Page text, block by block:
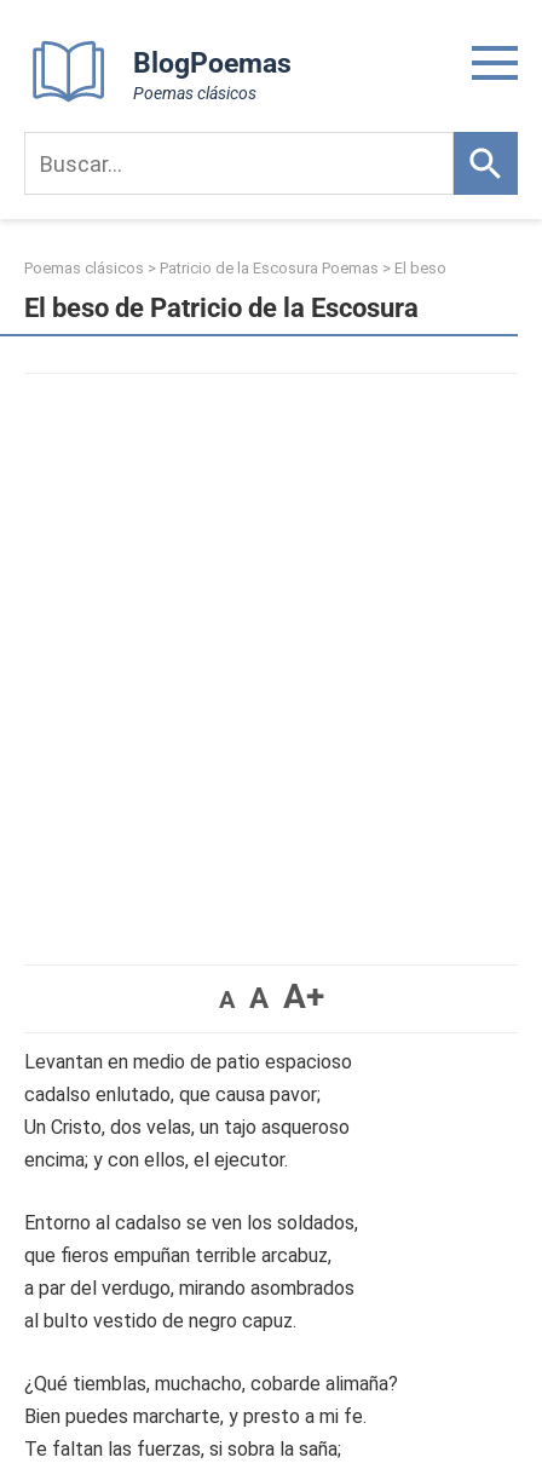
content
BlogPoemas
Poemas clásicos
Poemas clásicos > Patricio de la Escosura Poemas > El beso
El beso de Patricio de la Escosura
A A A+
Levantan en medio de patio espacioso
cadalso enlutado, que causa pavor;
Un Cristo, dos velas, un tajo asqueroso
encima; y con ellos, el ejecutor.
Entorno al cadalso se ven los soldados,
que fieros empuñan terrible arcabuz,
a par del verdugo, mirando asombrados
al bulto vestido de negro capuz.
¿Qué tiemblas, muchacho, cobarde alimaña?
Bien puedes marcharte, y presto a mi fe.
Te faltan las fuerzas, si sobra la saña;